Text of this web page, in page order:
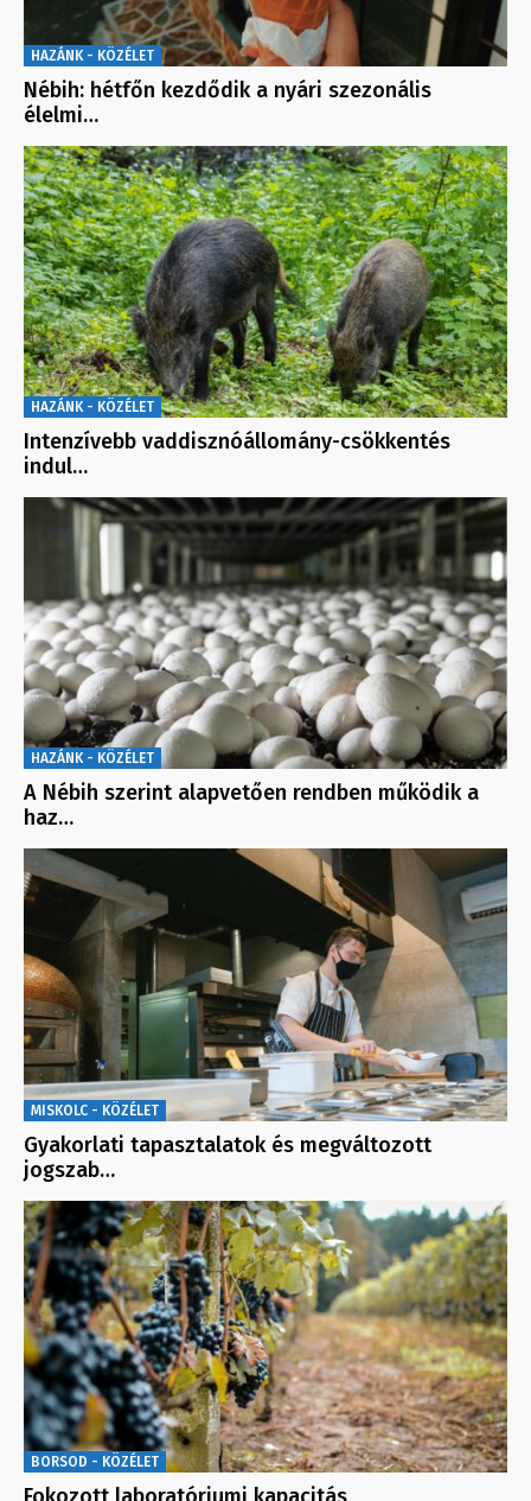
HAZÁNK - KÖZÉLET
Nébih: hétfőn kezdődik a nyári szezonális
élelmi…
HAZÁNK - KÖZÉLET
Intenzívebb vaddisznóállomány-csökkentés
indul…
HAZÁNK - KÖZÉLET
A Nébih szerint alapvetően rendben működik a
haz…
MISKOLC - KÖZÉLET
Gyakorlati tapasztalatok és megváltozott
jogszab…
BORSOD - KÖZÉLET